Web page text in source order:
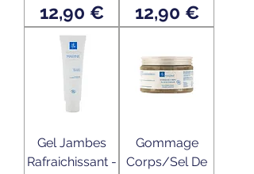
Prix
12,90 € Prix
12,90 €
Gel Jambes
Rafraichissant -
Gommage
Corps/Sel De